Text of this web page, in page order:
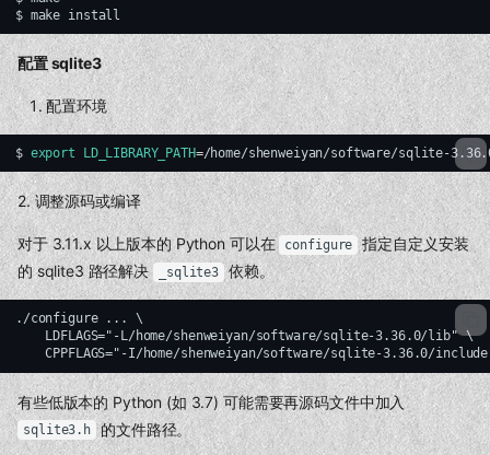
$ make
配置 sqlite3
配置环境
$ export LD_LIBRARY_PATH=/home/shenweiyan/software/sqlite-
2. 调整源码或编译
对于 3.11.x 以上版本的 Python 可以在 configure 指定自定义安装
的 sqlite3 路径解决
_sqlite3 依赖。
./configure ... \
    LDFLAGS="-L/home/shenweiyan/software/sqlite-3.36.0/lib" \
有些低版本的 Python (如 3.7) 可能需要再源码文件中加入
sqlite3.h 的文件路径。